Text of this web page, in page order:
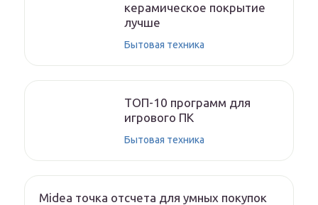
керамическое покрытие
лучше
Бытовая техника
ТОП-10 программ для
игрового ПК
Бытовая техника
Midea точка отсчета для умных покупок